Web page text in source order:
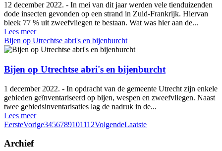
12 december 2022. - In mei van dit jaar werden vele tienduizenden
dode insecten gevonden op een strand in Zuid-Frankrijk. Hiervan
bleek 77 % uit zweefvliegen te bestaan. Wat was hier aan de...
Lees meer
Bijen op Utrechtse abri's en bijenburcht
Bijen op Utrechtse abri's en bijenburcht
1 december 2022. - In opdracht van de gemeente Utrecht zijn enkele
gebieden geïnventariseerd op bijen, wespen en zweefvliegen. Naast
twee gebiedsinventarisaties lag de nadruk in de...
Lees meer
EersteVorige3456789101112VolgendeLaatste
Archief